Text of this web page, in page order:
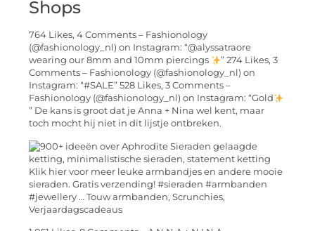
Shops
764 Likes, 4 Comments – Fashionology
(@fashionology_nl) on Instagram: “@alyssatraore
wearing our 8mm and 10mm piercings
” 274 Likes, 3
Comments – Fashionology (@fashionology_nl) on
Instagram: “#SALE” 528 Likes, 3 Comments –
Fashionology (@fashionology_nl) on Instagram: “Gold
” De kans is groot dat je Anna + Nina wel kent, maar
toch mocht hij niet in dit lijstje ontbreken.
Klik hier voor meer leuke armbandjes en andere mooie
sieraden. Gratis verzending! #sieraden #armbanden
#jewellery … Touw armbanden, Scrunchies,
Verjaardagscadeaus